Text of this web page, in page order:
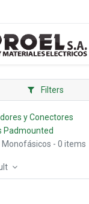
Filters
y Conectores
Padmounted
- 0 items